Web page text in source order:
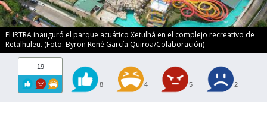
El IRTRA inauguró el parque acuático Xetulhá en el complejo recreativo de
Retalhuleu. (Foto: Byron René García Quiroa/Colaboración)
19
8 4 5 2